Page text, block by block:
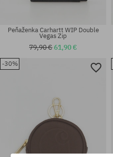
Peňaženka Carhartt WIP Double
Vegas Zip
79,90 €61,90 €
-30%